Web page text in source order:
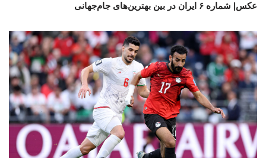
عکس| شماره ۶ ایران در بین بهترین‌های جام‌جهانی